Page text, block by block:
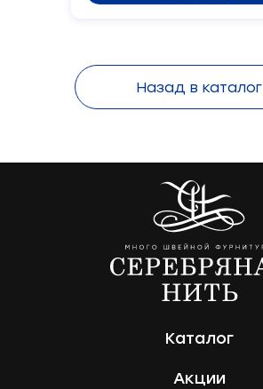
Назад в каталог
Каталог
Акции